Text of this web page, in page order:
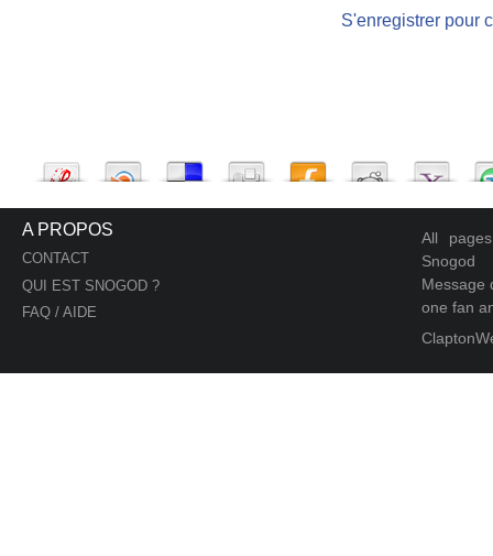
S'enregistrer pour
A PROPOS
CONTACT
QUI EST SNOGOD ?
FAQ / AIDE
All
Snogod
Message
one fan